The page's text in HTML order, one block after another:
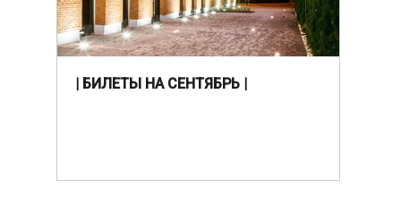
| БИЛЕТЫ НА СЕНТЯБРЬ |